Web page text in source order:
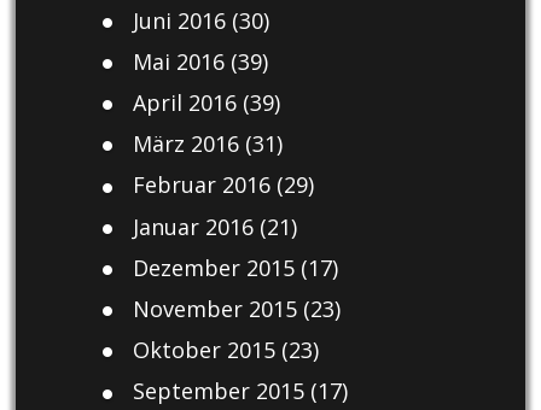
Juni 2016(30)
Mai 2016(39)
April 2016(39)
März 2016(31)
Februar 2016(29)
Januar 2016(21)
Dezember 2015(17)
November 2015(23)
Oktober 2015(23)
September 2015(17)